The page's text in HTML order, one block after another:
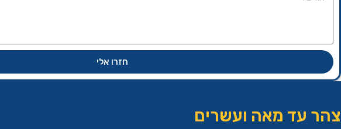
חזרו אלי
צהר עד מאה ועשרים